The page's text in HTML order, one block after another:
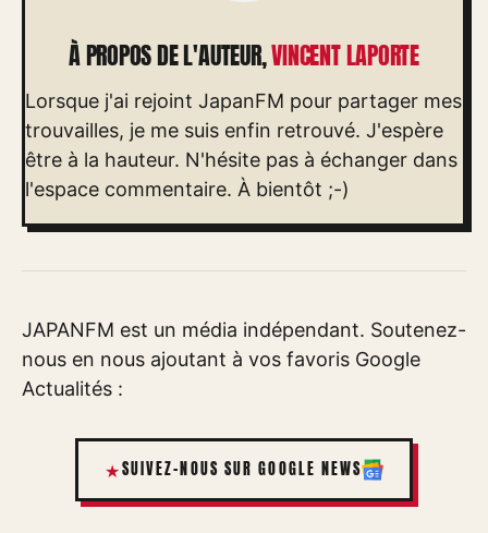
À PROPOS DE L'AUTEUR,VINCENT LAPORTE
Lorsque j'ai rejoint JapanFM pour partager mes
trouvailles, je me suis enfin retrouvé. J'espère
être à la hauteur. N'hésite pas à échanger dans
l'espace commentaire. À bientôt ;-)
JAPANFM est un média indépendant. Soutenez-
nous en nous ajoutant à vos favoris Google
Actualités :
SUIVEZ-NOUS SUR GOOGLE NEWS